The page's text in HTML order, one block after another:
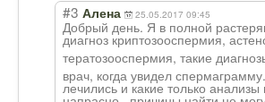
#3 Алена 25.05.2017 09:45
Добрый день. Я в полной
диагноз криптозооспермия,
тератозооспермия, такие
врач, когда увидел
лечились и какие только